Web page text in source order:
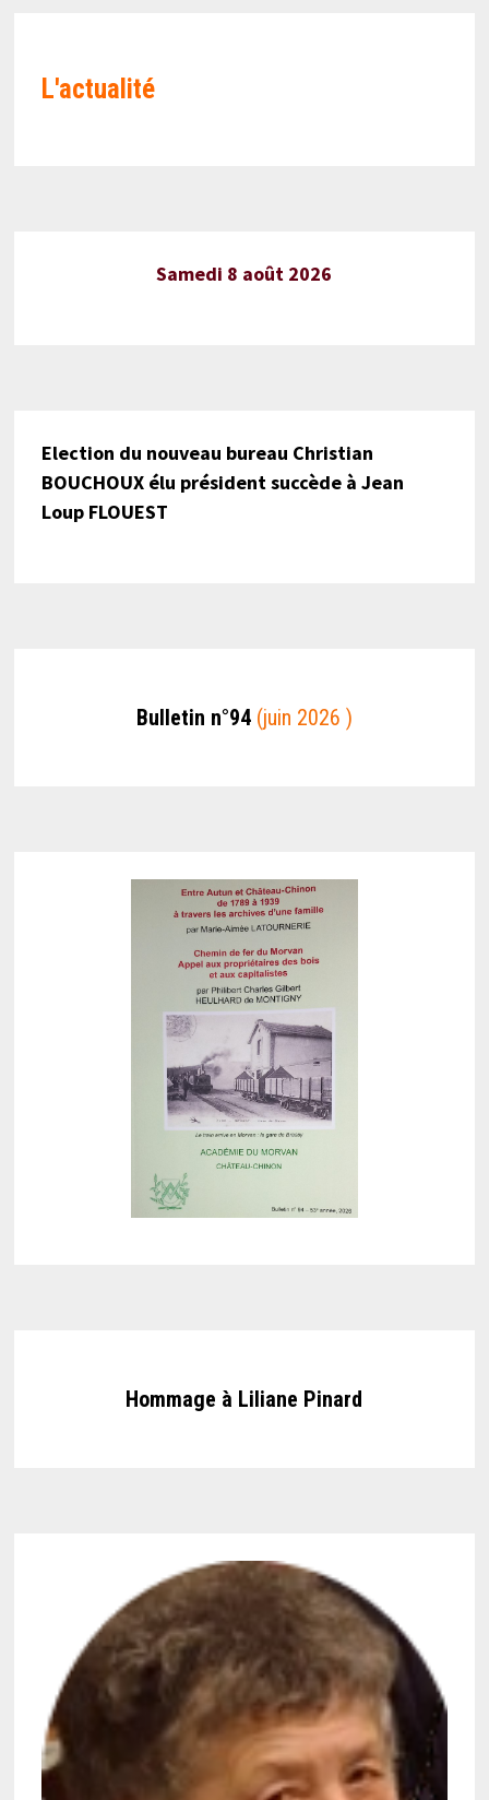
L'actualité
Samedi 8 août 2026
Election du nouveau bureau Christian
BOUCHOUX élu président succède à Jean
Loup FLOUEST
Bulletin n°94(juin 2026 )
Hommage à Liliane Pinard